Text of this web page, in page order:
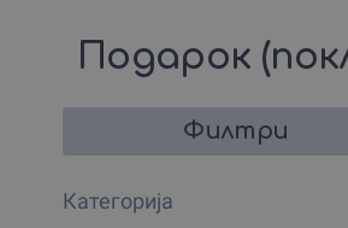
Подарок
Филтри
Категорија